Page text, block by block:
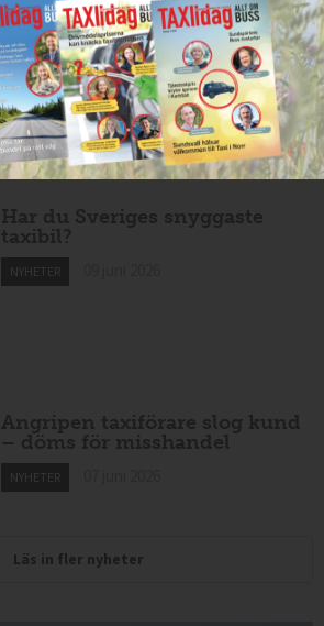
NYHETER 10 juni 2026
Mexikansk elbil för 80 000
kronor ny på marknaden
NYHETER 10 juni 2026
Har du Sveriges snyggaste
taxibil?
NYHETER
Angripen taxiförare slog kund
– döms för misshandel
NYHETER
Läs in fler nyheter